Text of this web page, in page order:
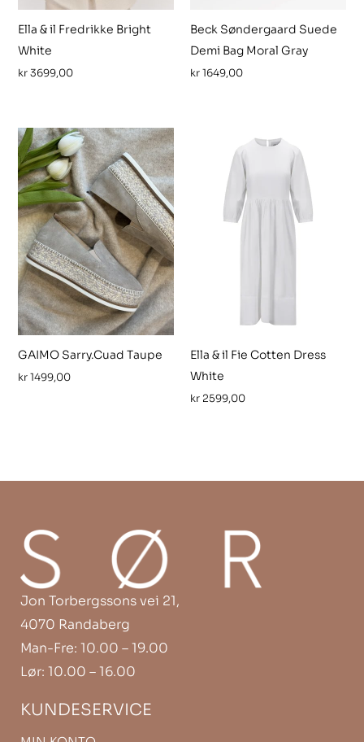
Ella & il Fredrikke Bright
White
kr3699,00
Beck Søndergaard Suede
Demi Bag Moral Gray
kr1649,00
GAIMO Sarry.Cuad Taupe
kr1499,00
Ella & il Fie Cotten Dress
White
kr 2599,00
Jon Torbergssons vei 21,
4070 Randaberg
Man-Fre: 10.00 – 19.00
Lør: 10.00 – 16.00
KUNDESERVICE